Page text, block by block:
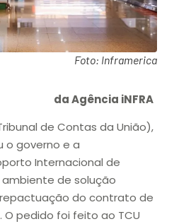
Foto: Inframerica
da Agência iNFRA
de Contas da União),
o governo e a
Internacional de
de solução
do contrato de
pedido foi feito ao TCU